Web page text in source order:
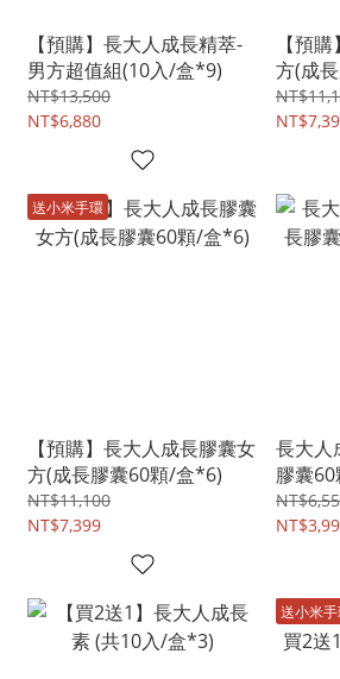
【預購】長大人成長精萃-
男方超值組(10入/盒*9)
NT$13,500
NT$6,880
【預
方(成
送小米手環
【預購】長大人成長膠囊女
方(成長膠囊60顆/盒*6)
NT$11,100
NT$7,399
長大人
膠囊
華4入)
送小米